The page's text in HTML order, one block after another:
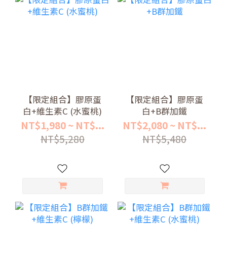
【限定組合】膠原蛋
白+維生素C (水蜜桃)
NT$1,980 ~ NT$...
NT$5,280
【限定組合】膠原蛋
白+B群加鐵
NT$2,080 ~ NT$...
NT$5,480